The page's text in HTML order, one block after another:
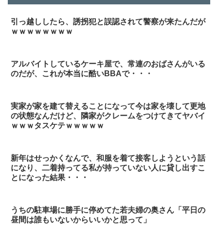
引っ越ししたら、誘拐犯と誤認されて警察が来たんだが
ｗｗｗｗｗｗｗｗ
アルバイトしているケーキ屋で、常連のおばさんがいる
のだが、これが本当に酷いBBAで・・・
実家が家を建て替えることになって今は家を壊して更地
の状態なんだけど、隣家がクレームをつけてきてヤバイ
ｗｗｗタスケテｗｗｗｗｗ
新年はせっかくなんで、和服を着て接客しようという話
になり、二着持ってる私が持っていない人に貸し出すこ
とになった結果・・・
うちの駐車場に勝手に停めてた若夫婦の奥さん「平日の
昼間は誰もいないからいいかと思って」